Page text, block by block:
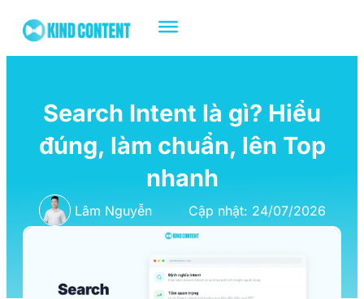
Search Intent là gì? Hiểu
đúng, làm chuẩn, lên Top
nhanh
Lâm Nguyễn Cập nhật: 24/07/2026